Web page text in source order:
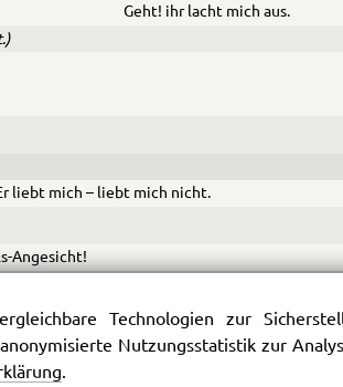
Geht! ihr lacht mich aus.
liebt mich – liebt mich nicht.
Angesicht!
Liebt mich – Nicht –
mit holder Freude.)
Technologien zur
Nutzungsstatistik zur
.